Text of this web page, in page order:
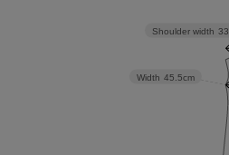
Width 45.5cm
Shoulder width